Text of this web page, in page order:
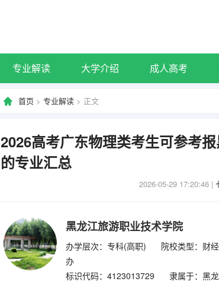
专业解读 大学介绍 成人高考
首页 > 专业解读 > 正文
2026高考广东物理类考生可参考
的专业汇总
2026-05-29 17:20:46 |
黑龙江旅游职业技术学院
办学层次：专科(高职) 院校类型：财经
办
标识代码：4123013729
隶属于：黑